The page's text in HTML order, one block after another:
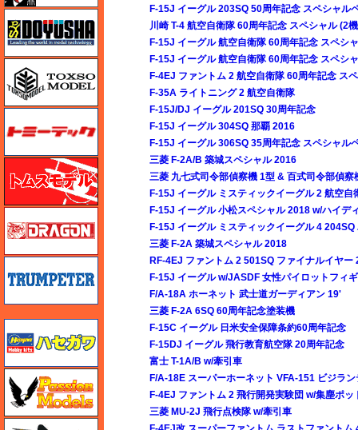
F-15J イーグル 203SQ 50周年記念 スペシャル
川崎 T-4 航空自衛隊 60周年記念 スペシャル (2
F-15J イーグル 航空自衛隊 60周年記念 スペシ
F-15J イーグル 航空自衛隊 60周年記念 スペシ
F-4EJ ファントム 2 航空自衛隊 60周年記念 ス
F-35A ライトニング 2 航空自衛隊
F-15J/DJ イーグル 201SQ 30周年記念
F-15J イーグル 304SQ 那覇 2016
F-15J イーグル 306SQ 35周年記念 スペシャル
三菱 F-2A/B 築城スペシャル 2016
三菱 九七式司令部偵察機 1型 & 百式司令部偵
F-15J イーグル ミスティックイーグル 2 航空自
F-15J イーグル 小松スペシャル 2018 w/ハイデ
F-15J イーグル ミスティックイーグル 4 204SQ
三菱 F-2A 築城スペシャル 2018
RF-4EJ ファントム 2 501SQ ファイナルイヤー
F-15J イーグル w/JASDF 女性パイロットフィ
F/A-18A ホーネット 武士道ガーディアン 19'
三菱 F-2A 6SQ 60周年記念塗装機
F-15C イーグル 日米安全保障条約60周年記念
F-15DJ イーグル 飛行教育航空隊 20周年記念
富士 T-1A/B w/牽引車
F/A-18E スーパーホーネット VFA-151 ビジラ
F-4EJ ファントム 2 飛行開発実験団 w/集塵ポッ
三菱 MU-2J 飛行点検隊 w/牽引車
トキソモデル（toxso_model）
トミーテック
トムスモデル
トランペッター
バロムモデル